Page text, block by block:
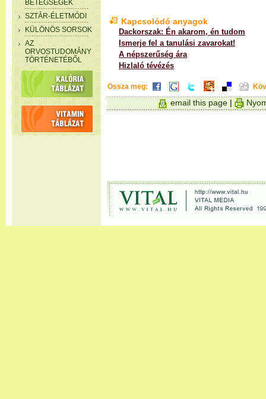
BETEGSÉGEK
SZTÁR-ÉLETMÓDI
KÜLÖNÖS SORSOK
AZ
ORVOSTUDOMÁNY
TÖRTÉNETÉBŐL
Kapcsolódó anyagok
Dackorszak: Én akarom, én tudom
Ismerje fel a tanulási zavarokat!
A népszerűség ára
Hizlaló tévézés
Ossza meg:
email this page |